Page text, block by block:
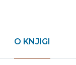
O KNJIGI